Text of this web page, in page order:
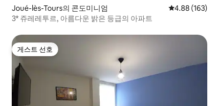
Joué-lès-Tours의 콘도미니엄 평점 4.88점(5
4.88 (163)
3* 쥬레레투르, 아름다운 밝은 등급의 아파트
게스트 선호
게스트 선호